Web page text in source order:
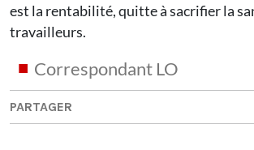
est la rentabilité, quitte à sacrifier la
travailleurs.
Correspondant LO
PARTAGER